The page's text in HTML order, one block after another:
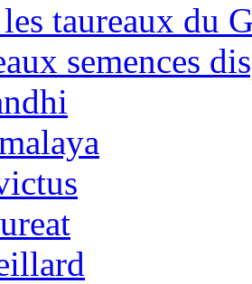
taureaux du
semences